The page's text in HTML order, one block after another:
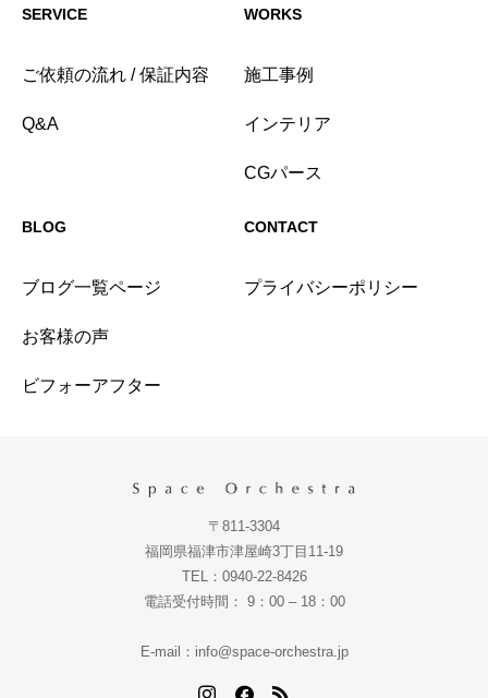
SERVICE
ご依頼の流れ / 保証内容
Q&A
WORKS
施工事例
インテリア
CGパース
BLOG
ブログ一覧ページ
お客様の声
ビフォーアフター
CONTACT
プライバシーポリシー
〒811-3304
福岡県福津市津屋崎3丁目11-19
TEL：0940-22-8426
電話受付時間： 9：00 – 18：00
E-mail：info@space-orchestra.jp